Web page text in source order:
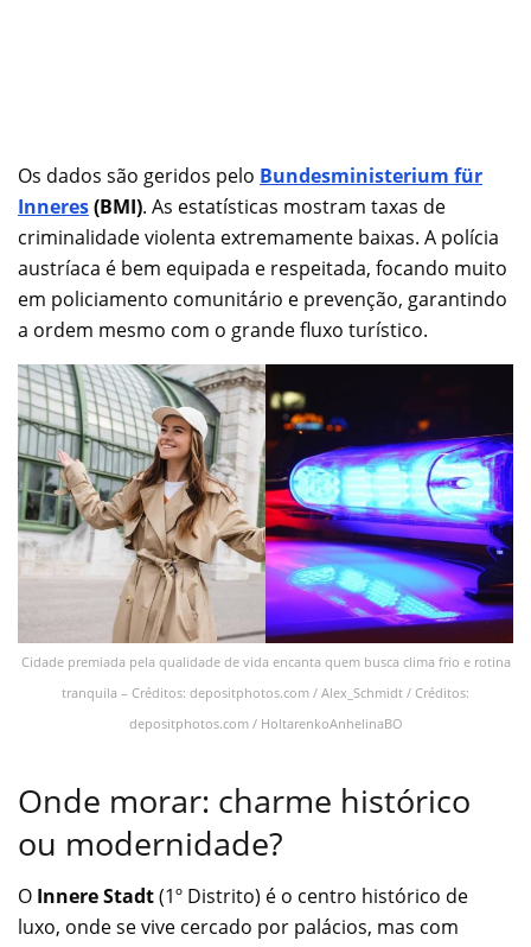
Os dados são geridos pelo Bundesministerium für
Inneres(BMI). As estatísticas mostram taxas de
criminalidade violenta extremamente baixas. A polícia
austríaca é bem equipada e respeitada, focando muito
em policiamento comunitário e prevenção, garantindo
a ordem mesmo com o grande fluxo turístico.
Cidade premiada pela qualidade de vida encanta quem busca clima frio e rotina
tranquila – Créditos: depositphotos.com / Alex_Schmidt / Créditos:
depositphotos.com / HoltarenkoAnhelinaBO
Onde morar: charme histórico
ou modernidade?
O Innere Stadt(1º Distrito) é o centro histórico de
luxo, onde se vive cercado por palácios, mas com